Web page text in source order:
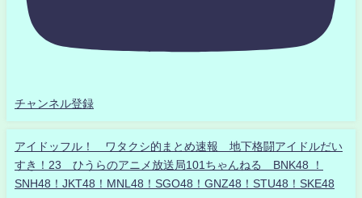
チャンネル登録
アイドッフル！ ワタクシ的まとめ速報 地下格闘アイドルだい
すき！23 ひうらのアニメ放送局101ちゃんねる BNK48 ！
SNH48！JKT48！MNL48！SGO48！GNZ48！STU48！SKE48